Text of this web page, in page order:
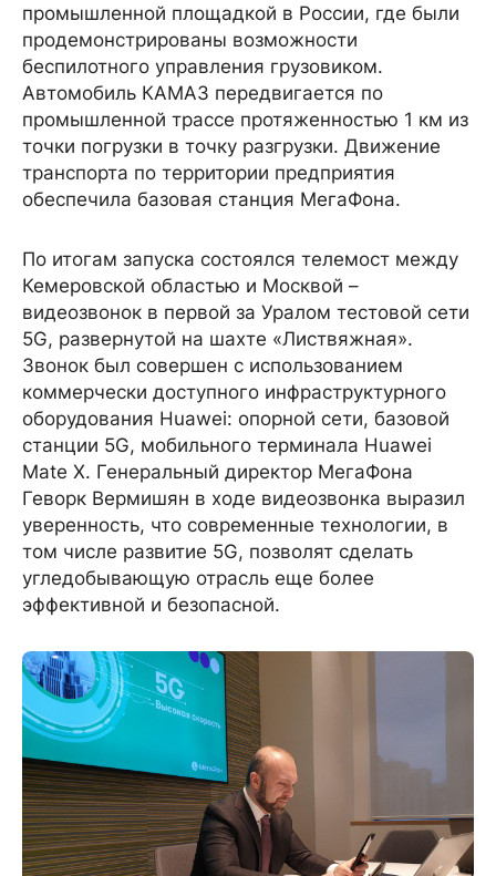
промышленной площадкой в России, где были
продемонстрированы возможности
беспилотного управления грузовиком.
Автомобиль КАМАЗ передвигается по
промышленной трассе протяженностью 1 км из
точки погрузки в точку разгрузки. Движение
транспорта по территории предприятия
обеспечила базовая станция МегаФона.
По итогам запуска состоялся телемост между
Кемеровской областью и Москвой –
видеозвонок в первой за Уралом тестовой сети
5G, развернутой на шахте «Листвяжная».
Звонок был совершен с использованием
коммерчески доступного инфраструктурного
оборудования Huawei: опорной сети, базовой
станции 5G, мобильного терминала Huawei
Mate X. Генеральный директор МегаФона
Геворк Вермишян в ходе видеозвонка выразил
уверенность, что современные технологии, в
том числе развитие 5G, позволят сделать
угледобывающую отрасль еще более
эффективной и безопасной.